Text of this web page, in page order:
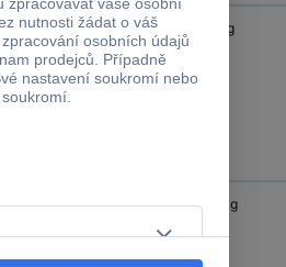
s montážní deskou 150 kg
s montážní deskou 200 kg